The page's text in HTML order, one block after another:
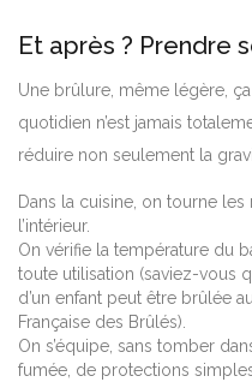
Et après ? Prendre
Une brûlure, même légère,
quotidien n’est jamais
réduire non seulement la
Dans la cuisine, on tourne
l’intérieur.
On vérifie la température du
toute utilisation (saviez-vous
d’un enfant peut être brûlée
Française des Brûlés).
On s’équipe, sans tomber
fumée, de protections